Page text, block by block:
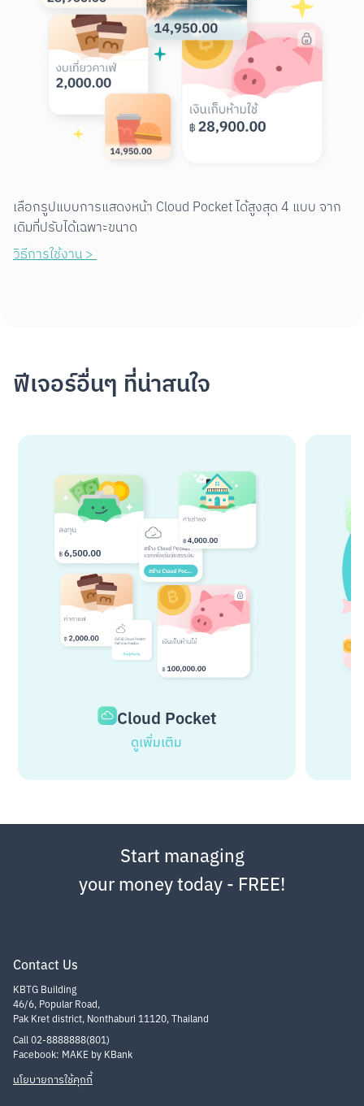
เลือกรูปแบบการแสดงหน้า Cloud Pocket ได้สูงสุด 4 แบบ จาก
เดิมที่ปรับได้เฉพาะขนาด
วิธีการใช้งาน >
ฟีเจอร์อื่นๆ ที่น่าสนใจ
Cloud Pocket
ดูเพิ่มเติม
Contact Us
KBTG Building
46/6, Popular Road,
Pak Kret district, Nonthaburi 11120, Thailand
Call 02-8888888(801)
Facebook: MAKE by KBank
นโยบายการใช้คุกกี้
Start managing
your money today - FREE!